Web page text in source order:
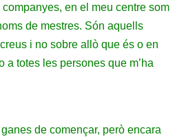
en el meu centre som
de mestres. Són aquells
i no sobre allò que és o en
totes les persones que m’ha
de començar, però encara